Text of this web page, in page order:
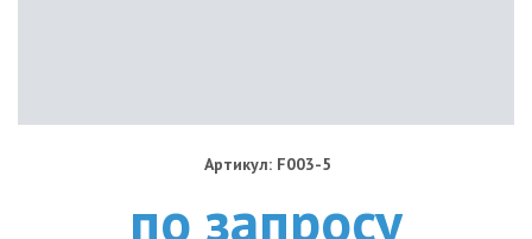
Артикул: F003-5
по запросу